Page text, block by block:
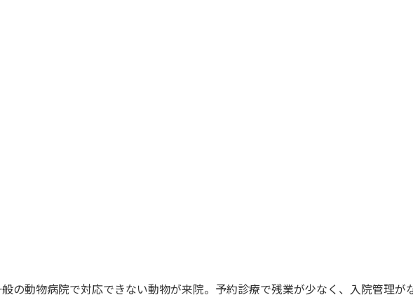
の動物病院で対応できない動物が来院。予約診療で残業が少なく、入院管理